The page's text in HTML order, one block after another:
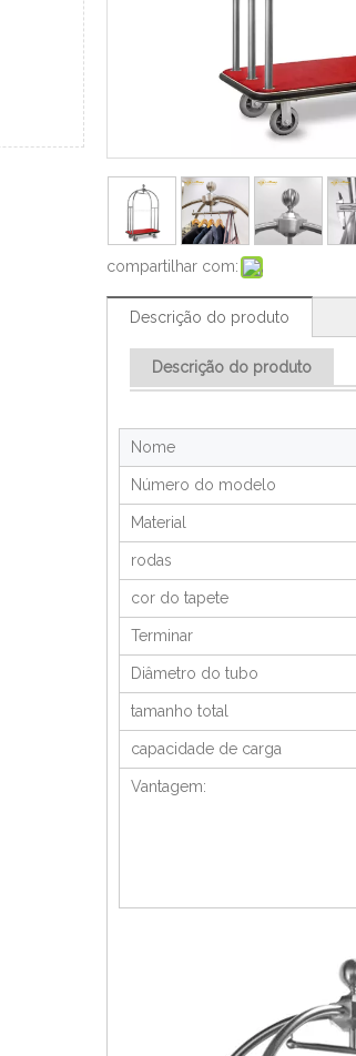
compartilhar com:
Descrição do produto
Descrição do produto
Nome
Número do modelo
Material
rodas
cor do tapete
Terminar
Diâmetro do tubo
tamanho total
capacidade de carga
Vantagem: